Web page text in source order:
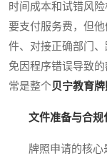
时间成本和试错风
要支付服务费，但
件、对接正确部门
免因程序错误导致
常是整个贝宁教育
文件准备与合规
牌照申请的核心